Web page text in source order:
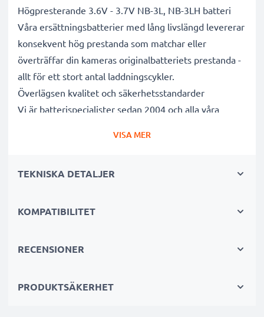
Högpresterande 3.6V - 3.7V NB-3L, NB-3LH batteri
Våra ersättningsbatterier med lång livslängd levererar
konsekvent hög prestanda som matchar eller
överträffar din kameras originalbatteriets prestanda -
allt för ett stort antal laddningscykler.
Överlägsen kvalitet och säkerhetsstandarder
Vi är batterispecialister sedan 2004 och alla våra
mer därtill. Det är därför de levereras med 3 års
Oumbärliga i alla fotografers kameraväskor
både proffs och amatörer.
VISA MER
TEKNISKA DETALJER
KOMPATIBILITET
RECENSIONER
PRODUKTSÄKERHET